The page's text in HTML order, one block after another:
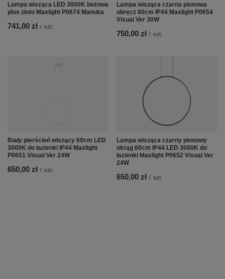
Lampa wisząca LED 3000K beżowa
plus złoto Maxlight P0674 Manuka
741,00 zł / szt.
Lampa wisząca czarna pionowa
obręcz 80cm IP44 Maxlight P0654
Visual Ver 30W
750,00 zł / szt.
Biały pierścień wiszący 60cm LED
3000K do łazienki IP44 Maxlight
P0651 Visual Ver 24W
650,00 zł / szt.
Lampa wisząca czarny pionowy
okrąg 60cm IP44 LED 3000K do
łazienki Maxlight P0652 Visual Ver
24W
650,00 zł / szt.